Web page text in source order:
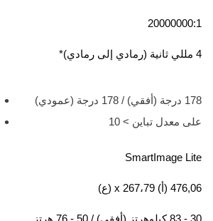
20000000:1
4 مللي ثانية (رمادي إلى رمادي)*
178 درجة (أفقي) / 178 درجة (عمودي)
على معدل تباين > 10
SmartImage Lite
476,06 (أ) x 267،79 (ع)